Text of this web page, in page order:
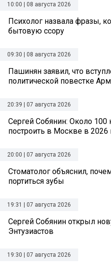
10:00 | 08 августа 2026
Психолог назвала фразы,
бытовую ссору
09:30 | 08 августа 2026
Пашинян заявил, что
политической повестке
20:39 | 07 августа 2026
Сергей Собянин: Около 100
построить в Москве в 2026
20:00 | 07 августа 2026
Стоматолог объяснил,
портиться зубы
19:31 | 07 августа 2026
Сергей Собянин открыл
Энтузиастов
19:30 | 07 августа 2026